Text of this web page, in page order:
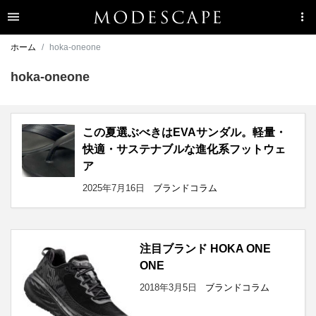
ホーム hoka-oneone
hoka-oneone
この夏選ぶべきはEVAサンダル。軽量・
快適・サステナブルな進化系フットウェ
ア
2025年7月16日 ブランドコラム
注目ブランド HOKA ONE
ONE
2018年3月5日 ブランドコラム